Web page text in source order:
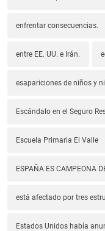
enfrentar consecuencias.
entre EE. UU. e Irán.
esapariciones de niños y
Escándalo en el Seguro
Escuela Primaria El Valle
ESPAÑA ES CAMPEONA
está afectado por tres
Estados Unidos había